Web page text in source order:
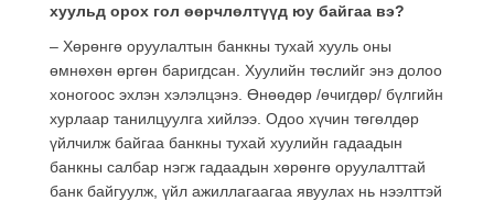
хуульд орох гол өөрчлөлтүүд юу байгаа вэ?
– Хөрөнгө оруулалтын банкны тухай хууль оны
өмнөхөн өргөн баригдсан. Хуулийн төслийг энэ долоо
хоногоос эхлэн хэлэлцэнэ. Өнөөдөр /өчигдөр/ бүлгийн
хурлаар танилцуулга хийлээ. Одоо хүчин төгөлдөр
үйлчилж байгаа банкны тухай хуулийн гадаадын
банкны салбар нэгж гадаадын хөрөнгө оруулалттай
банк байгуулж, үйл ажиллагаагаа явуулах нь нээлттэй